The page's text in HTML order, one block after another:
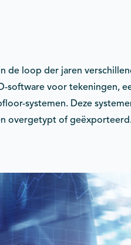
de loop der jaren
software voor tekeningen,
systemen. Deze
overgetypt of